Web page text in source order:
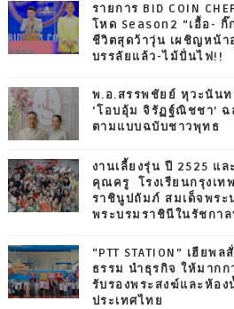
รายการ BID COIN
โหด Season2 “เอื้อ-
ชีวิตสุดว้าวุ่น เผชิญหน้า
บรรลัยแล้ว-ไม้ปั่นไฟ!!
พ.อ.สรรพชัยย์ หุวะนันท
‘โอบอุ้ม จิรัฏฐ์ณิชชา’ ฉ
ตามแบบฉบับชาวพุทธ
งานเลี้ยงรุ่น ปี 2525 แ
คุณครู โรงเรียนกรุงเท
ราชินูปถัมภ์ สมเด็จพระ
พระบรมราชินีในรัชกาล
“PTT STATION” เฮีย
ธรรม นำธุรกิจ ให้มาก
รับรองพระสงฆ์และห้อง
ประเทศไทย